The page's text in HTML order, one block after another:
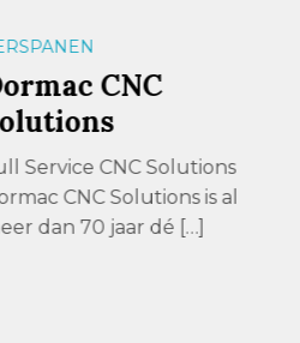
ZAAGMACHINES
Promatt
Zaagt u moeilijk
verspaanbaar materiaal of
stelt u hoge eisen aan
nauwkeurigheid,